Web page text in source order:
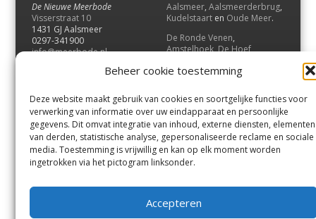
Beheer cookie toestemming
Deze website maakt gebruik van cookies en soortgelijke functies voor
verwerking van informatie over uw eindapparaat en persoonlijke
gegevens. Dit omvat integratie van inhoud, externe diensten, elementen
van derden, statistische analyse, gepersonaliseerde reclame en sociale
media. Toestemming is vrijwillig en kan op elk moment worden
ingetrokken via het pictogram linksonder.
Accepteren
De Nieuwe Meerbode
Visserstraat 10
1431 GJ Aalsmeer
0297-341900
info@meerbode.nl
Aalsmeer, Aalsmeerderbrug,
Kudelstaart en Oude Meer.
De Ronde Venen,
Amstelhoek,De Hoef,
Vrouwenakker,Waverveen
UithoornenDe Kwakel.
Contact
Andere uitgaven
Bezorgklacht
Vacatures
Voorwaarden
Privacyverklaring